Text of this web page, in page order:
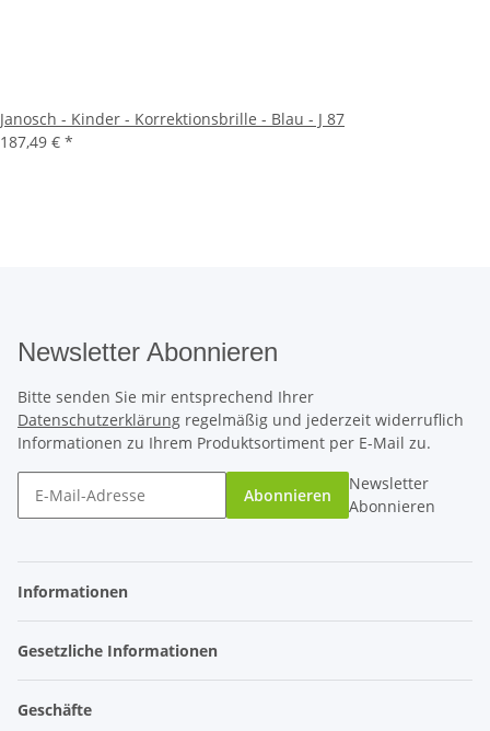
Janosch - Kinder - Korrektionsbrille - Blau - J 87
187,49 € *
Newsletter Abonnieren
Bitte senden Sie mir entsprechend Ihrer
Datenschutzerklärung regelmäßig und jederzeit widerruflich
Informationen zu Ihrem Produktsortiment per E-Mail zu.
Abonnieren
Newsletter
Abonnieren
Informationen
Gesetzliche Informationen
Geschäfte